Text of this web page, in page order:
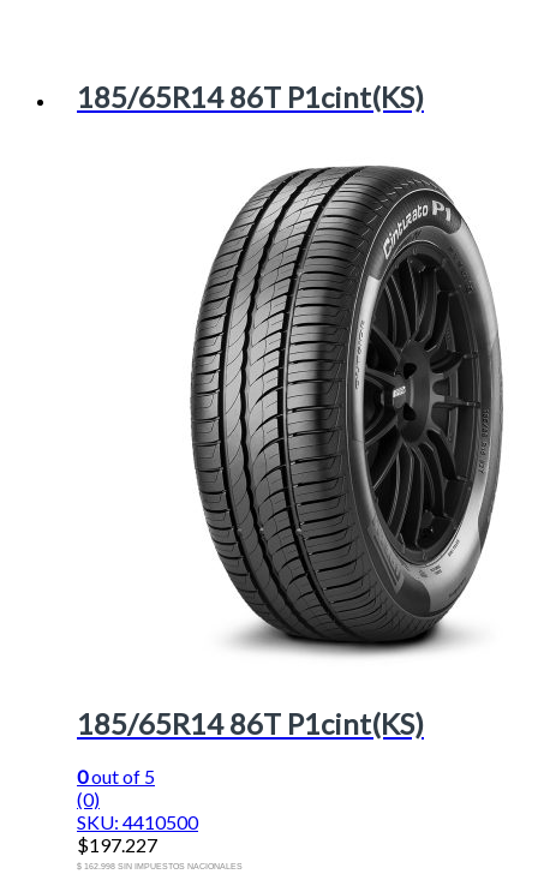
185/65R14 86T P1cint(KS)
185/65R14 86T P1cint(KS)
0out of 5
(0)
SKU: 4410500
$197.227
$ 162.998 SIN IMPUESTOS NACIONALES